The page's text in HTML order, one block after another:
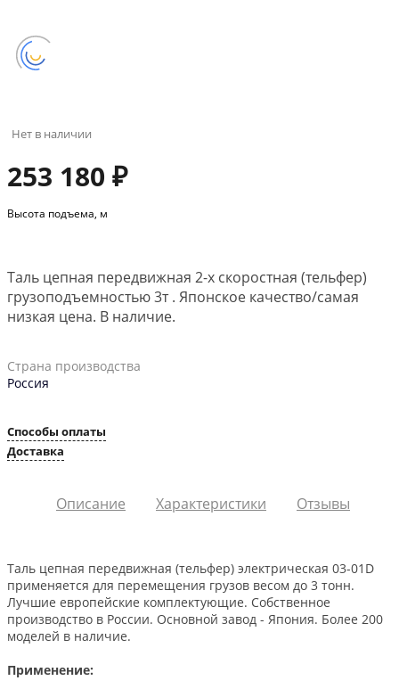
Нет в наличии
253 180 ₽
Высота подъема, м
Таль цепная передвижная 2-х скоростная (тельфер)
грузоподъемностью 3т . Японское качество/самая
низкая цена. В наличие.
Страна производства
Россия
Способы оплаты
Доставка
Описание Характеристики Отзывы
Таль цепная передвижная (тельфер) электрическая 03-01D
применяется для перемещения грузов весом до 3 тонн.
Лучшие европейские комплектующие. Собственное
производство в России. Основной завод - Япония. Более 200
моделей в наличие.
Применение: